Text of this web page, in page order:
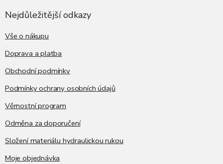
Nejdůležitější odkazy
Vše o nákupu
Doprava a platba
Obchodní podmínky
Podmínky ochrany osobních údajů
Věrnostní program
Odměna za doporučení
Složení materiálu hydraulickou rukou
Moje objednávka